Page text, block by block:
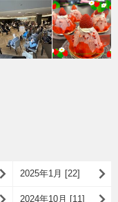
2025年1月 [22]
2024年10月 [11]